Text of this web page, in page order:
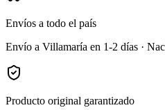
Envíos a todo el país
Envío a Villamaría en 1-2 días ·
Producto original garantizado